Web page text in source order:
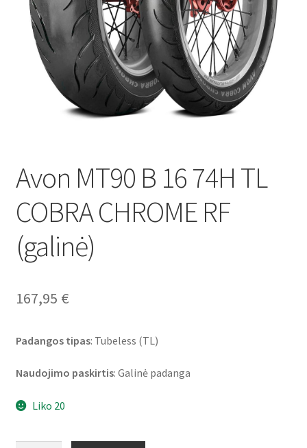
Avon MT90 B 16 74H TL
COBRA CHROME RF
(galinė)
167,95 €
Padangos tipas: Tubeless (TL)
Naudojimo paskirtis: Galinė padanga
Liko 20